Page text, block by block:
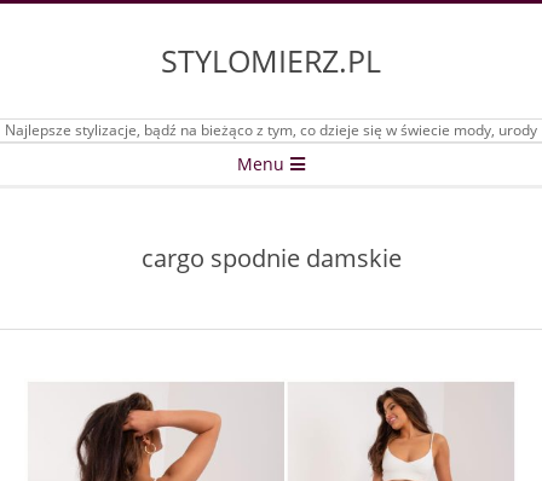
STYLOMIERZ.PL
Najlepsze stylizacje, bądź na bieżąco z tym, co dzieje się w świecie mody, urody
Menu
cargo spodnie damskie